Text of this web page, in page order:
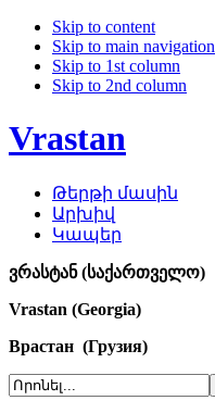
Skip to content
Skip to main navigation
Skip to 1st column
Skip to 2nd column
Vrastan
Թերթի մասին
Արխիվ
Կապեր
ვრასტან (საქართველო)
Vrastan (Georgia)
Врастан (Грузия)